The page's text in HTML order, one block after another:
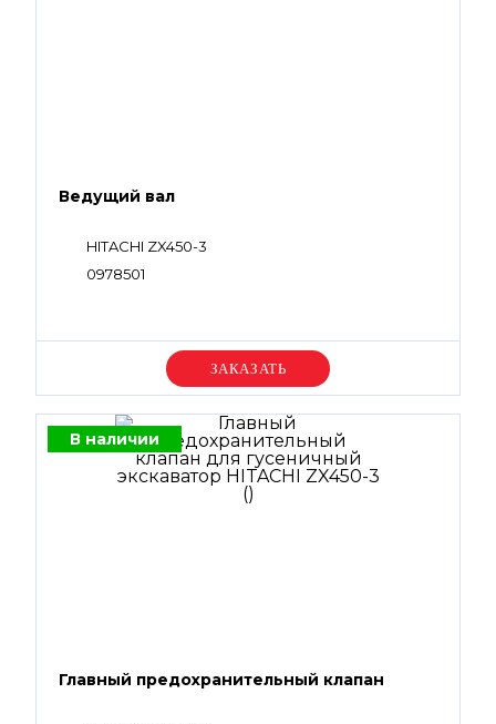
Ведущий вал
HITACHI ZX450-3
0978501
Уточняйте цену
В наличии
Главный предохранительный клапан